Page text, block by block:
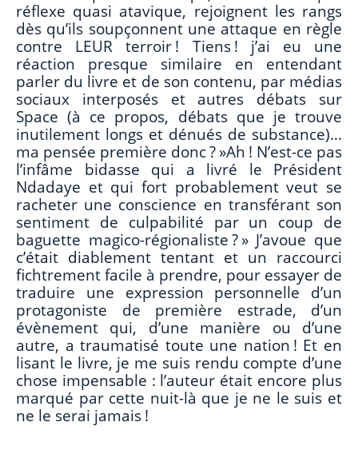
réflexe quasi atavique, rejoignent les rangs
dès qu’ils soupçonnent une attaque en règle
contre LEUR terroir ! Tiens ! j’ai eu une
réaction presque similaire en entendant
parler du livre et de son contenu, par médias
sociaux interposés et autres débats sur
Space (à ce propos, débats que je trouve
inutilement longs et dénués de substance)…
ma pensée première donc ? »Ah ! N’est-ce pas
l’infâme bidasse qui a livré le Président
Ndadaye et qui fort probablement veut se
racheter une conscience en transférant son
sentiment de culpabilité par un coup de
baguette magico-régionaliste ? » J’avoue que
c’était diablement tentant et un raccourci
fichtrement facile à prendre, pour essayer de
traduire une expression personnelle d’un
protagoniste de première estrade, d’un
évènement qui, d’une manière ou d’une
autre, a traumatisé toute une nation ! Et en
lisant le livre, je me suis rendu compte d’une
chose impensable : l’auteur était encore plus
marqué par cette nuit-là que je ne le suis et
ne le serai jamais !